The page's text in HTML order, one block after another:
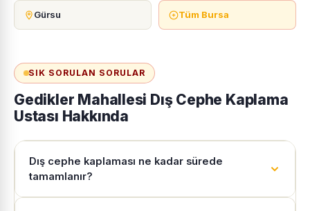
Gürsu Tüm Bursa
SIK SORULAN SORULAR
Gedikler Mahallesi Dış Cephe Kaplama
Ustası Hakkında
Dış cephe kaplaması ne kadar sürede
tamamlanır?